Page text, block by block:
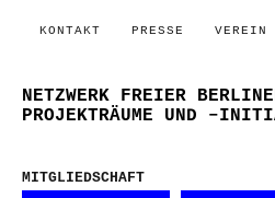
KONTAKT PRESSE VEREIN
NETZWERK FREIER
PROJEKTRÄUME UND
MITGLIEDSCHAFT